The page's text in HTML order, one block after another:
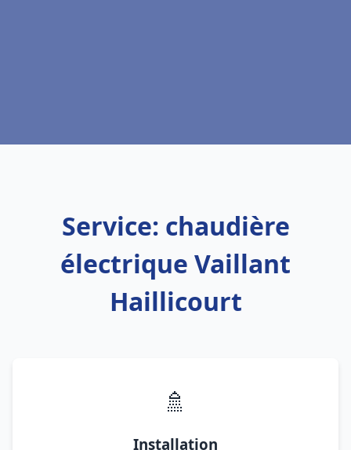
Service: chaudière
électrique Vaillant
Haillicourt
🚿
Installation